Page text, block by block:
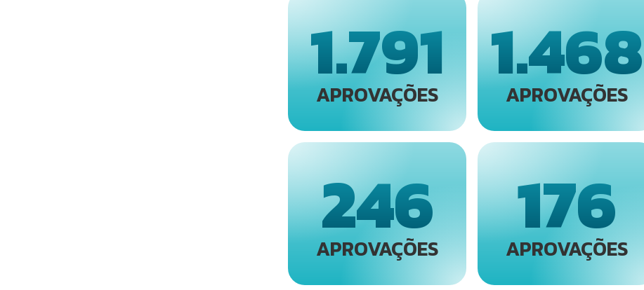
1.791
APROVAÇÕES
246
APROVAÇÕES
1.468
APROVAÇÕES
176
APROVAÇÕES